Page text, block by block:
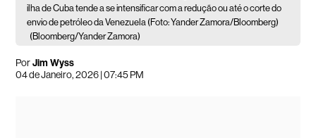
ilha de Cuba tende a se intensificar com a redução ou até o corte do
envio de petróleo da Venezuela (Foto: Yander Zamora/Bloomberg)
(Bloomberg/Yander Zamora)
PorJim Wyss
04 de Janeiro, 2026 | 07:45 PM